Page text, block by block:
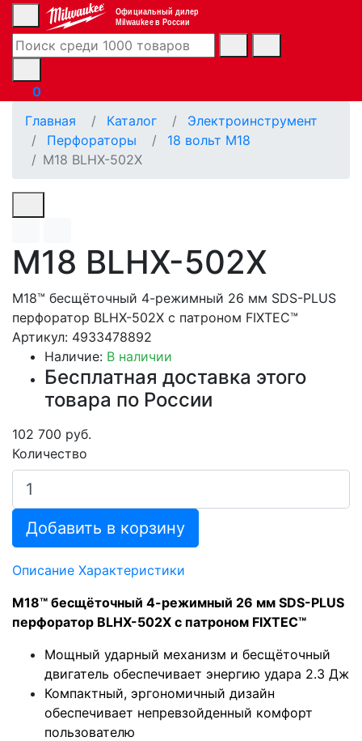
Официальный дилер
Milwaukee в России
0
Главная
Каталог
Электроинструмент
Перфораторы
18 вольт М18
M18 BLHX-502X
M18 BLHX-502X
M18™ бесщёточный 4-режимный 26 мм SDS-PLUS
перфоратор BLHX-502X с патроном FIXTEC™
Артикул: 4933478892
Наличие: В наличии
Бесплатная доставка этого
товара по России
102 700 руб.
Количество
Добавить в корзину
Описание Характеристики
M18™ бесщёточный 4-режимный 26 мм SDS-PLUS
перфоратор BLHX-502X с патроном FIXTEC™
Мощный ударный механизм и бесщёточный
двигатель обеспечивает энергию удара 2.3 Дж
Компактный, эргономичный дизайн
обеспечивает непревзойденный комфорт
пользователю